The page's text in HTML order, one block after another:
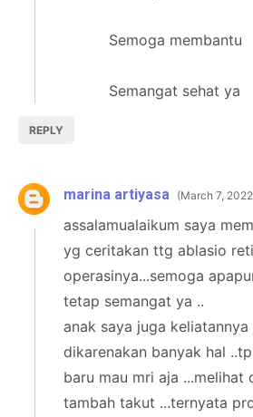
REPLY
Semoga membantu
Semangat sehat ya
marina artiyasa March 7,
assalamualaikum saya
yg ceritakan ttg ablasio
operasinya...semoga
tetap semangat ya ..
anak saya juga
dikarenakan banyak hal
baru mau mri aja ...melihat
tambah takut ...ternyata